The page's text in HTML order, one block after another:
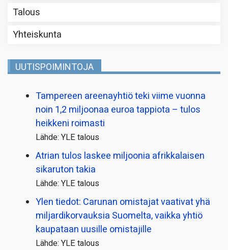
Talous
Yhteiskunta
UUTISPOIMINTOJA
Tampereen areenayhtiö teki viime vuonna
noin 1,2 miljoonaa euroa tappiota – tulos
heikkeni roimasti
Lähde: YLE talous
Atrian tulos laskee miljoonia afrikkalaisen
sikaruton takia
Lähde: YLE talous
Ylen tiedot: Carunan omistajat vaativat yhä
miljardi­korvauksia Suomelta, vaikka yhtiö
kaupataan uusille omistajille
Lähde: YLE talous